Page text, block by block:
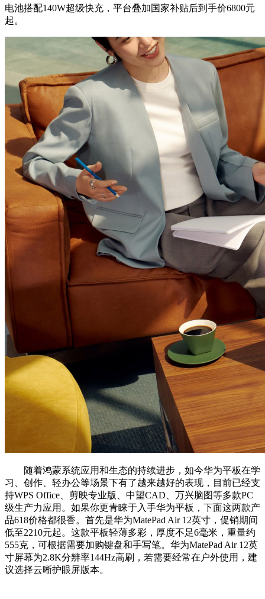
电池搭配140W超级快充，平台叠加国家补贴后到手价6800元
起。
随着鸿蒙系统应用和生态的持续进步，如今华为平板在学
习、创作、轻办公等场景下有了越来越好的表现，目前已经支
持WPS Office、剪映专业版、中望CAD、万兴脑图等多款PC
级生产力应用。如果你更青睐于入手华为平板，下面这两款产
品618价格都很香。首先是华为MatePad Air 12英寸，促销期间
低至2210元起。这款平板轻薄多彩，厚度不足6毫米，重量约
555克，可根据需要加购键盘和手写笔。华为MatePad Air 12英
寸屏幕为2.8K分辨率144Hz高刷，若需要经常在户外使用，建
议选择云晰护眼屏版本。